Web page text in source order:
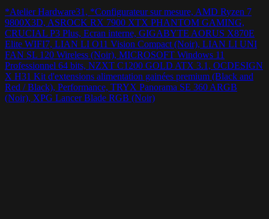
*Atelier Hardware31, *Configurateur sur mesure, AMD Ryzen 7
9800X3D, ASROCK RX 7900 XTX PHANTOM GAMING,
CRUCIAL P3 Plus, Ecran interne, GIGABYTE AORUS X870E
Elite WIFI7, LIAN LI O11 Vision Compact (Noir), LIAN LI UNI
FAN SL 120 Wireless (Noir), MICROSOFT Windows 11
Professionnel 64 bits, NZXT C1200 GOLD ATX 3.1, OCDESIGN
X H31 Kit d'extensions alimentation gainées premium (Black and
Red / Black), Performance, TRYX Panorama SE 360 ARGB
(Noir), XPG Lancer Blade RGB (Noir)